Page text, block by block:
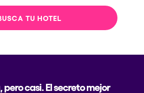
TU HOTEL
pero casi. El secreto mejor